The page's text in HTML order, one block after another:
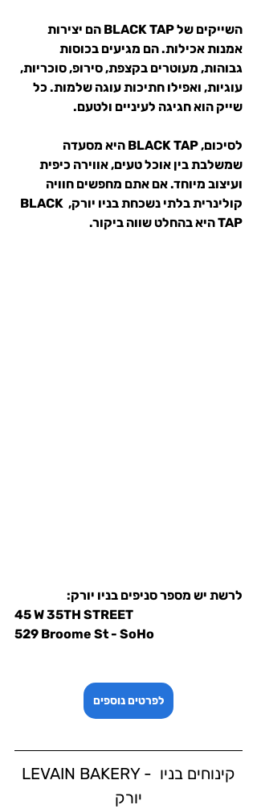
השייקים של BLACK TAP הם יצירות
אמנות אכילות. הם מגיעים בכוסות
גבוהות, מעוטרים בקצפת, סירופ, סוכריות,
עוגיות, ואפילו חתיכות עוגה שלמות. כל
שייק הוא חגיגה לעיניים ולטעם.
לסיכום,
BLACK TAP היא מסעדה
שמשלבת בין אוכל טעים, אווירה כיפית
ועיצוב מיוחד. אם אתם מחפשים חוויה
קולינרית בלתי נשכחת בניו יורק, BLACK
TAP היא בהחלט שווה ביקור.
לרשת יש מספר סניפים בניו יורק:
45 W 35TH STREET
529 Broome St - SoHo
לפרטים נוספים
LEVAIN BAKERY - קינוחים בניו
יורק